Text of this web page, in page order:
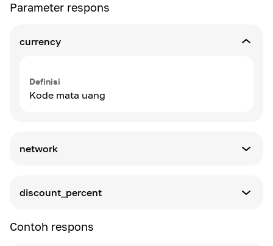
Parameter respons
currency
Definisi
Kode mata uang
network
Kode jaringan Blockchain
discount_percent
Definisi
Contoh respons